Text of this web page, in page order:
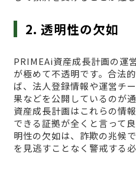
2. 透明性の欠如
PRIMEAi資産成長計画の運
が極めて不透明です。合法
ば、法人登録情報や運営チ
果などを公開しているのが
資産成長計画はこれらの情
できる証拠が全くと言って
明性の欠如は、詐欺の兆候
を見逃すことなく警戒する